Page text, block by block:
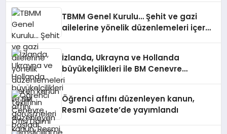
TBMM Genel Kurulu… Şehit ve gazi
ailelerine yönelik düzenlemeleri içeren
İzlanda, Ukrayna ve Hollanda
büyükelçilikleri ile BM Cenevre
Ofisi Daimi Temsilciliği’ne atama
Öğrenci affını düzenleyen kanun,
Resmi Gazete’de yayımlandı